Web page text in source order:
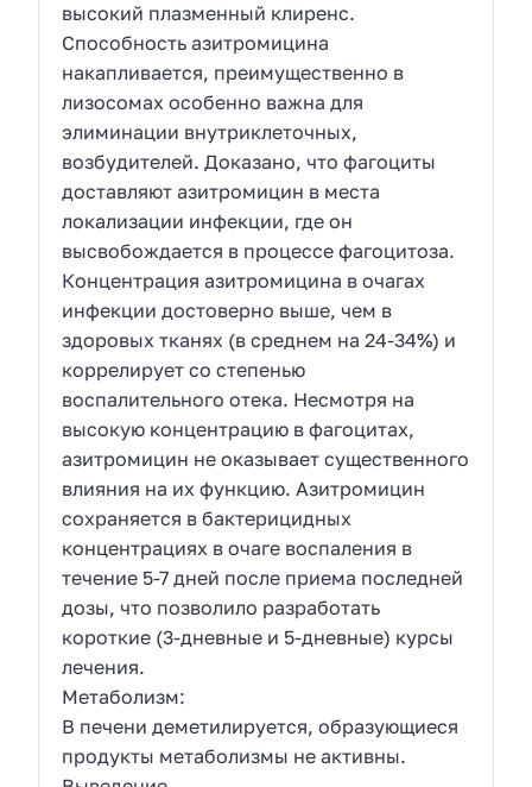
высокий плазменный клиренс.
Способность азитромицина
накапливается, преимущественно в
лизосомах особенно важна для
элиминации внутриклеточных,
возбудителей. Доказано, что фагоциты
доставляют азитромицин в места
локализации инфекции, где он
высвобождается в процессе фагоцитоза.
Концентрация азитромицина в очагах
инфекции достоверно выше, чем в
здоровых тканях (в среднем на 24-34%) и
коррелирует со степенью
воспалительного отека. Несмотря на
высокую концентрацию в фагоцитах,
азитромицин не оказывает существенного
влияния на их функцию. Азитромицин
сохраняется в бактерицидных
концентрациях в очаге воспаления в
течение 5-7 дней после приема последней
дозы, что позволило разработать
короткие (3-дневные и 5-дневные) курсы
лечения.
Метаболизм:
В печени деметилируется, образующиеся
продукты метаболизмы не активны.